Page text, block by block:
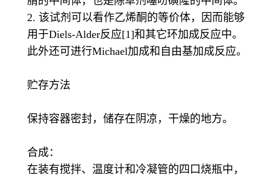
2. 该试剂可以看作乙烯酮的等价体，因而能够
用于Diels-Alder反应[1]和其它环加成反应中。
此外还可进行Michael加成和自由基加成反应。
贮存方法
保持容器密封，储存在阴凉，干燥的地方。
合成：
在装有搅拌、温度计和冷凝管的四口烧瓶中，